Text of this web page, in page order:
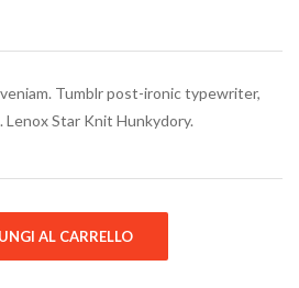
Tumblr post-ironic typewriter,
Star Knit Hunkydory.
AL CARRELLO